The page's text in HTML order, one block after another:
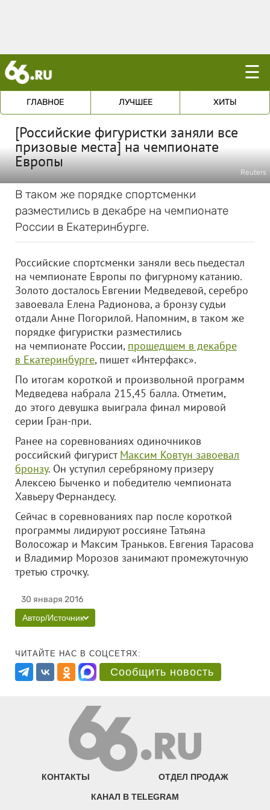
☰
ГЛАВНОЕ ЛУЧШЕЕ ХИТЫ
[Российские фигуристки заняли все
призовые места] на чемпионате
Европы
Reuters
В таком же порядке спортсменки
разместились в декабре на чемпионате
России в Екатеринбурге.
Российские спортсменки заняли весь пьедестал
на чемпионате Европы по фигурному катанию.
Золото досталось Евгении Медведевой, серебро
завоевала Елена Радионова, а бронзу судьи
отдали Анне Погорилой. Напомним, в таком же
порядке фигуристки разместились
на чемпионате России, прошедшем в декабре
в Екатеринбурге, пишет «Интерфакс».
По итогам короткой и произвольной программ
Медведева набрала 215,45 балла. Отметим,
до этого девушка выиграла финал мировой
серии Гран-при.
Ранее на соревнованиях одиночников
российский фигуристМаксим Ковтун завоевал
бронзу. Он уступил серебряному призеру
Алексею Быченко и победителю чемпионата
Хавьеру Фернандесу.
Сейчас в соревнованиях пар после короткой
программы лидируют россияне Татьяна
Волосожар и Максим Траньков. Евгения Тарасова
и Владимир Морозов занимают промежуточную
третью строчку.
30 января 2016
Автор/Источник
ЧИТАЙТЕ НАС В СОЦСЕТЯХ:
Сообщить новость
КОНТАКТЫ ОТДЕЛ ПРОДАЖ
КАНАЛ В TELEGRAM